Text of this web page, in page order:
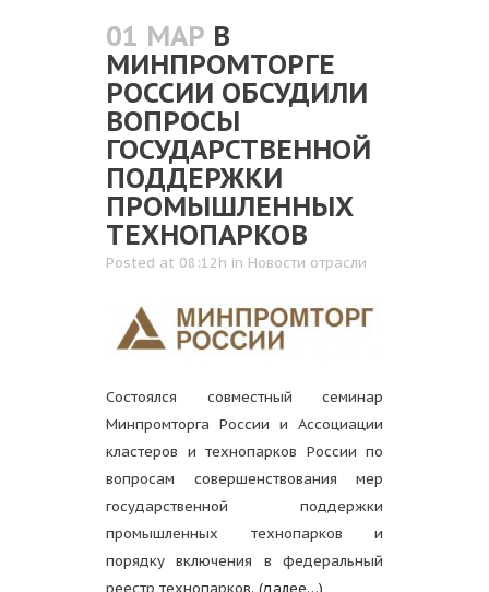
01 МАР В
МИНПРОМТОРГЕ
РОССИИ ОБСУДИЛИ
ВОПРОСЫ
ГОСУДАРСТВЕННОЙ
ПОДДЕРЖКИ
ПРОМЫШЛЕННЫХ
ТЕХНОПАРКОВ
Posted at 08:12h in Новости отрасли
Состоялся совместный семинар
Минпромторга России и Ассоциации
кластеров и технопарков России по
вопросам совершенствования мер
государственной поддержки
промышленных технопарков и
порядку включения в федеральный
реестр технопарков. (далее…)